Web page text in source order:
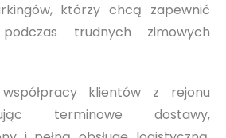
którzy chcą zapewnić
podczas trudnych zimowych
klientów z rejonu
terminowe dostawy,